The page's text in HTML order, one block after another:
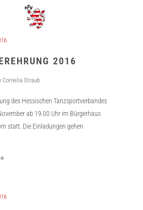
2016
Cornelia Straub
des Hessischen Tanzsportverbandes
ab 19.00 Uhr im Bürgerhaus
statt. Die Einladungen gehen